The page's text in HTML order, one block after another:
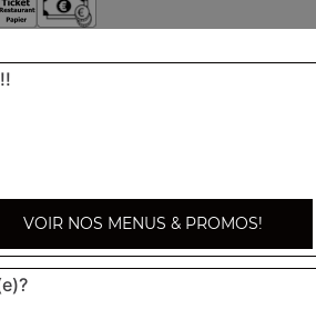
VOIR NOS MENUS & PROMOS!